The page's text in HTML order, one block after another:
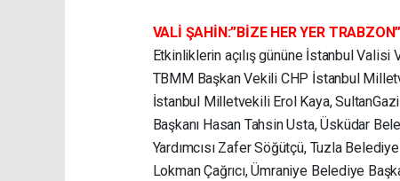
VALİ ŞAHİN:”BİZE HER YER TRABZON”
Etkinliklerin açılış gününe İstanbul Valisi
TBMM Başkan Vekili CHP İstanbul
İstanbul Milletvekili Erol Kaya,
Başkanı Hasan Tahsin Usta, Üsküdar
Yardımcısı Zafer Söğütçü, Tuzla
Lokman Çağrıcı, Ümraniye Belediye